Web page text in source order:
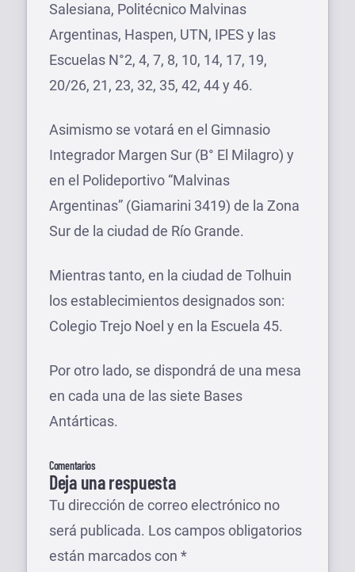
Salesiana, Politécnico Malvinas
Argentinas, Haspen, UTN, IPES y las
Escuelas N°2, 4, 7, 8, 10, 14, 17, 19,
20/26, 21, 23, 32, 35, 42, 44 y 46.
Asimismo se votará en el Gimnasio
Integrador Margen Sur (B° El Milagro) y
en el Polideportivo “Malvinas
Argentinas” (Giamarini 3419) de la Zona
Sur de la ciudad de Río Grande.
Mientras tanto, en la ciudad de Tolhuin
los establecimientos designados son:
Colegio Trejo Noel y en la Escuela 45.
Por otro lado, se dispondrá de una mesa
en cada una de las siete Bases
Antárticas.
Comentarios
Deja una respuesta
Tu dirección de correo electrónico no
será publicada. Los campos obligatorios
están marcados con *